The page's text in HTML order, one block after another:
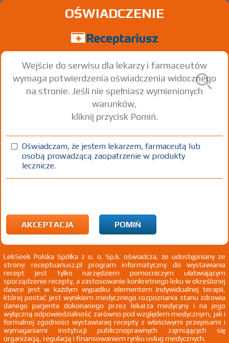
® ; -Forte
Tolperisone hydrochloride
tabl. powl. 150 mg 30 szt. Doustnie
100%
Wszystkie dawki leku ATC
OŚWIADCZENIE
Wejście do serwisu dla lekarzy i farmaceutów
wymaga potwierdzenia oświadczenia widocznego
na stronie. Jeśli nie spełniasz wymienionych
warunków,
kliknij przycisk Pomiń.
Oświadczam, że jestem lekarzem, farmaceutą lub
osobą prowadzącą zaopatrzenie w produkty
lecznicze.
AKCEPTACJA POMIŃ
LekSeek Polska Spółka z o. o. Sp.k. oświadcza, że udostępniany ze
strony: receptuariusz.pl program informatyczny do wystawiania
recept jest tylko narzędziem pomocniczym ułatwiającym
sporządzenie recepty, a zastosowanie konkretnego leku w określonej
dawce jest w każdym wypadku elementem indywidualnej terapii,
której postać jest wynikiem medycznego rozpoznania stanu zdrowia
danego pacjenta dokonanego przez lekarza medycyny i na jego
wyłączną odpowiedzialność zarówno pod względem medycznym, jak i
formalnej zgodności wystawianej recepty z właściwymi przepisami i
wymaganiami instytucji publicznoprawnych zajmujących się
organizacją, regulacją i finansowaniem rynku usług medycznych.